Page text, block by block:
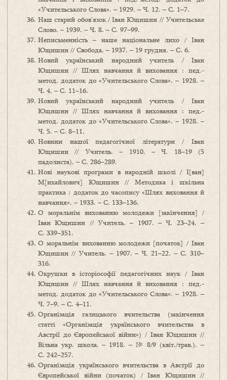
«Учительського Слова». – 1929. – Ч. 12. – С. 1–7.
Наш старий обов’язок / Іван Ющишин // Учительське
Слово. – 1939. – Ч. 8. – С. 97–99.
Неписьменність – наше національне лихо / Іван
Ющишин // Свобода. – 1937. – 19 грудня. – С. 6.
Новий український народний учитель / Іван
Ющишин // Шлях навчання й виховання : пед.-
метод. додаток до «Учительського Слова». – 1928. –
Ч. 4. – С. 11–16.
Новий український народний учитель / Іван
Ющишин // Шлях навчання й виховання : пед.-
метод. додаток до «Учительського Слова». – 1928. –
Ч. 5. – С. 8–11.
Новини нашої педагогічної літератури / Іван
Ющишин // Учитель. – 1910. – Ч. 18–19 (5
падолиста). – С. 286–289.
Нові наукові програми в народній школі / І[ван]
М[ихайлович] Ющишин // Методика і шкільна
практика : додаток до часопису «Шлях виховання й
навчання». – 1933. – С. 133–136.
О моральнім вихованню молодежи [закінчення] /
Іван Ющишин // Учитель. – 1907. – Ч. 23–24. –
С. 339–351.
О моральнім вихованню молодежи [початок] / Іван
Ющишин // Учитель. – 1907. – Ч. 21–22. – С. 310–
316.
Окрушки в історіософії педагогічних наук / Іван
Ющишин // Шлях навчання й виховання : пед.-
метод. додаток до «Учительського Слова». – 1928. –
Ч. 7–9. – С. 4–11.
Організація галицького вчительства (закінчення
статті «Організація українського вчительства в
Австрії до Європейської війни») / Іван Ющишин //
Вільна укр. школа. – 1918. – № 8/9 (квіт./трав.). –
С. 242–257.
Організація українського вчительства в Австрії до
Європейської війни (початок) / Іван Ющишин //